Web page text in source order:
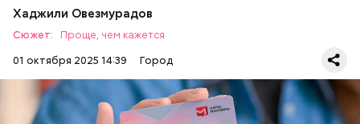
Хаджили Овезмурадов
Сюжет:
Проще, чем кажется
01 октября 2025 14:39
Город
образование (курсы и учебные центры);
одежда;
оптика;
парфюмерия и косметика;
продукты питания (супермаркеты, магазины у
дома);
спортивные магазины;
смогут как отдыхать, так и ездить по делам по
реализованным велополосам и велодорожкам.